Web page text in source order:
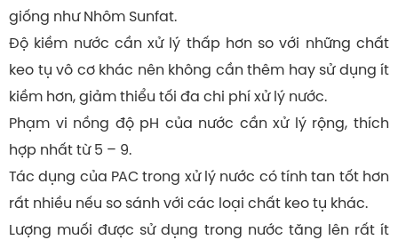
giống như Nhôm Sunfat.
Độ kiềm nước cần xử lý thấp hơn so với những chất
keo tụ vô cơ khác nên không cần thêm hay sử dụng ít
kiềm hơn, giảm thiểu tối đa chi phí xử lý nước.
Phạm vi nồng độ pH của nước cần xử lý rộng, thích
hợp nhất từ 5 – 9.
Tác dụng của PAC trong xử lý nước có tính tan tốt hơn
rất nhiều nếu so sánh với các loại chất keo tụ khác.
Lượng muối được sử dụng trong nước tăng lên rất ít